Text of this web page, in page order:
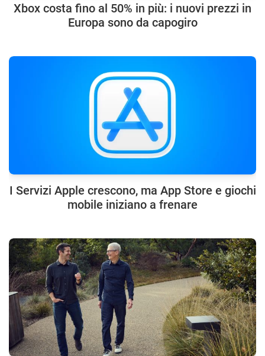
Xbox costa fino al 50% in più: i nuovi prezzi in
Europa sono da capogiro
I Servizi Apple crescono, ma App Store e giochi
mobile iniziano a frenare